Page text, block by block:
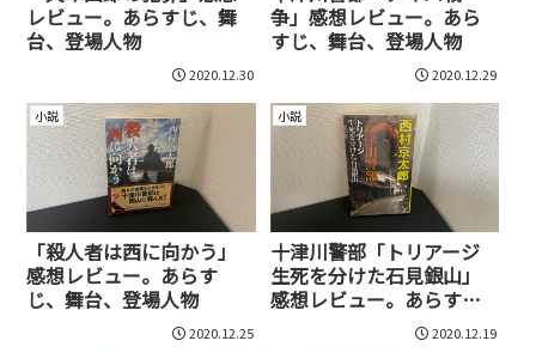
レビュー。あらすじ、舞
台、登場人物
2020.12.30
争」感想レビュー。あら
すじ、舞台、登場人物
2020.12.29
小説
「殺人者は西に向かう」
感想レビュー。あらす
じ、舞台、登場人物
2020.12.25
小説
十津川警部「トリアージ
生死を分けた石見銀山」
感想レビュー。あらす
じ、舞台、登場人物2020.12.19